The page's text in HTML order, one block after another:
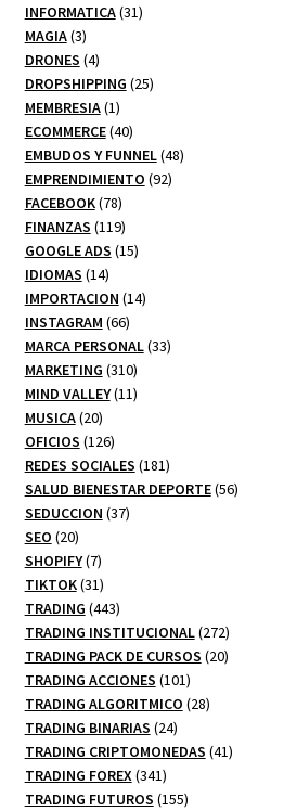
productos
INFORMATICA 3131
MAGIA 33
productos
DRONES 44
productos
DROPSHIPPING 2525
MEMBRESIA 11
producto
ECOMMERCE 4040
productos
EMBUDOS Y FUNNEL 4848
EMPRENDIMIENTO 9292
FACEBOOK 7878
productos
FINANZAS 119119
productos
GOOGLE ADS 1515
IDIOMAS 1414
productos
IMPORTACION 1414
INSTAGRAM 6666
productos
MARCA PERSONAL 3333
MARKETING 310310
productos
MIND VALLEY 1111
MUSICA 2020
productos
OFICIOS 126126
productos
REDES SOCIALES 181181
productos
SALUD BIENESTAR DEPORTE 5656
SEDUCCION 3737
SEO 2020
productos
SHOPIFY 77
productos
TIKTOK 3131
productos
TRADING 443443
productos
TRADING INSTITUCIONAL 272272
productos
TRADING PACK DE CURSOS 2020
TRADING ACCIONES 101101
productos
TRADING ALGORITMICO 2828
TRADING BINARIAS 2424
productos
TRADING CRIPTOMONEDAS 4141
TRADING FOREX 341341
productos
TRADING FUTUROS 155155